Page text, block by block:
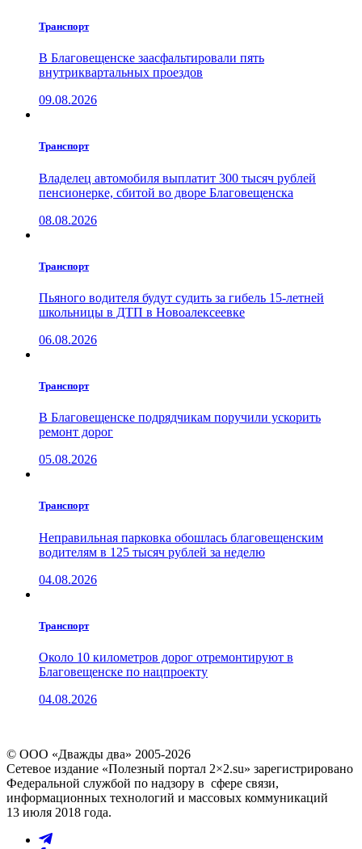
Транспорт
В Благовещенске заасфальтировали пять
внутриквартальных проездов
09.08.2026
Транспорт
Владелец автомобиля выплатит 300 тысяч рублей
пенсионерке, сбитой во дворе Благовещенска
08.08.2026
Транспорт
Пьяного водителя будут судить за гибель 15-летней
школьницы в ДТП в Новоалексеевке
06.08.2026
Транспорт
В Благовещенске подрядчикам поручили ускорить
ремонт дорог
05.08.2026
Транспорт
Неправильная парковка обошлась благовещенским
водителям в 125 тысяч рублей за неделю
04.08.2026
Транспорт
Около 10 километров дорог отремонтируют в
Благовещенске по нацпроекту
04.08.2026
© ООО «Дважды два» 2005-2026
Сетевое издание «Полезный портал 2×2.su» зарегистрировано
Федеральной службой по надзору в сфере связи,
информационных технологий и массовых коммуникаций
13 июля 2018 года.